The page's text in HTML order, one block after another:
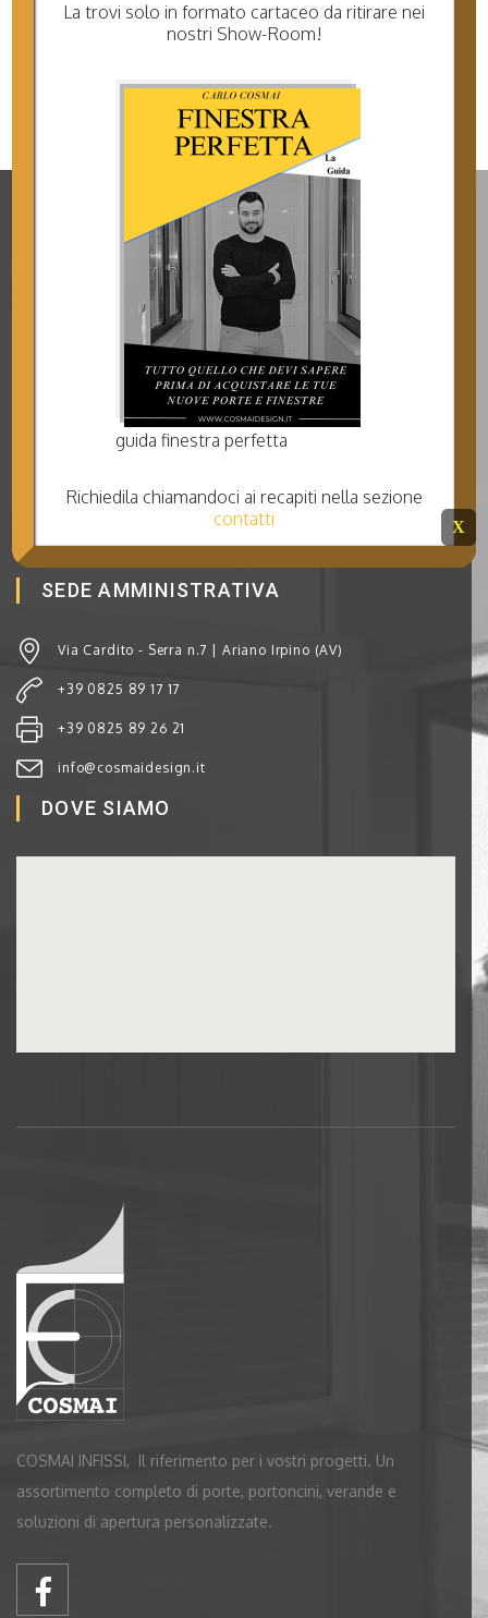
I NOSTRI PRODOTTI
Interni
SEDE AMMINISTRATIVA
Via Cardito - Serra n.7 | Ariano Irpino (AV)
+39 0825 89 17 17
+39 0825 89 26 21
info@cosmaidesign.it
DOVE SIAMO
COSMAI INFISSI, Il riferimento per i vostri progetti. Un
assortimento completo di porte, portoncini, verande e
soluzioni di apertura personalizzate.
La trovi solo in formato cartaceo da ritirare nei
nostri Show-Room!
guida finestra perfetta
Richiedila chiamandoci ai recapiti nella sezione
contatti
X